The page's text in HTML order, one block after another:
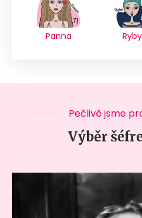
Panna Ryby
Pečlivě jsme
Výběr